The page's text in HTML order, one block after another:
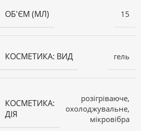
ОБ'ЄМ (МЛ) 15
КОСМЕТИКА: ВИД гель
КОСМЕТИКА:
ДІЯ
розігріваюче,
охолоджувальне,
мікровібра